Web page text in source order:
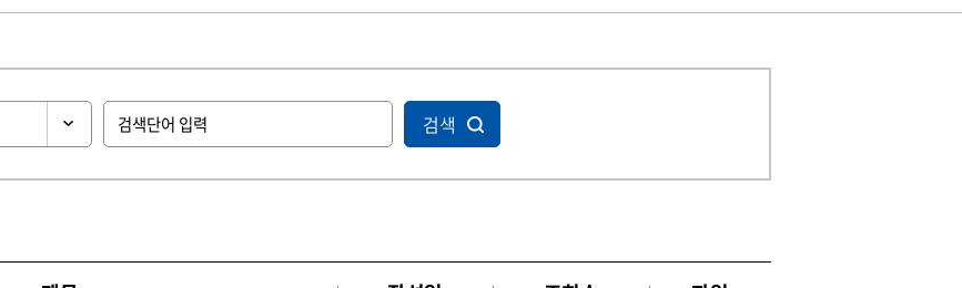
검색